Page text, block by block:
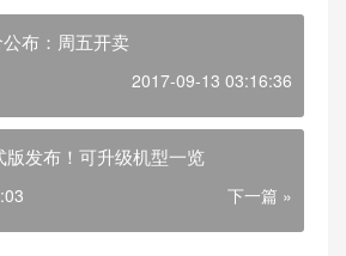
布：周五开卖
2017-09-13 03:16:36
版发布！可升级机型一览
下一篇 »